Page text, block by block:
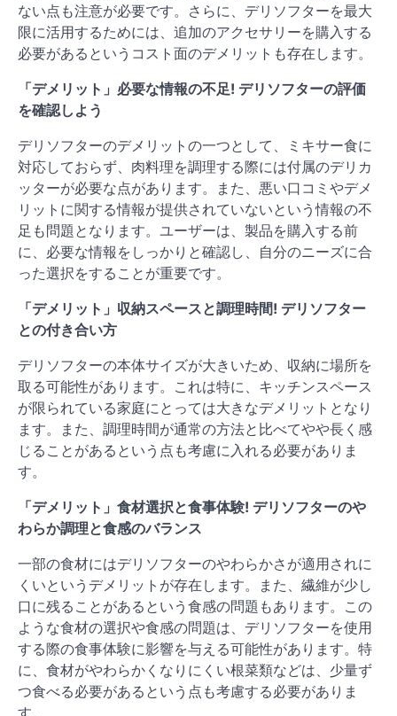
ない点も注意が必要です。さらに、デリソフターを最大
限に活用するためには、追加のアクセサリーを購入する
必要があるというコスト面のデメリットも存在します。
「デメリット」必要な情報の不足! デリソフターの評価
を確認しよう
デリソフターのデメリットの一つとして、ミキサー食に
対応しておらず、肉料理を調理する際には付属のデリカ
ッターが必要な点があります。また、悪い口コミやデメ
リットに関する情報が提供されていないという情報の不
足も問題となります。ユーザーは、製品を購入する前
に、必要な情報をしっかりと確認し、自分のニーズに合
った選択をすることが重要です。
「デメリット」収納スペースと調理時間! デリソフター
との付き合い方
デリソフターの本体サイズが大きいため、収納に場所を
取る可能性があります。これは特に、キッチンスペース
が限られている家庭にとっては大きなデメリットとなり
ます。また、調理時間が通常の方法と比べてやや長く感
じることがあるという点も考慮に入れる必要がありま
す。
「デメリット」食材選択と食事体験! デリソフターのや
わらか調理と食感のバランス
一部の食材にはデリソフターのやわらかさが適用されに
くいというデメリットが存在します。また、繊維が少し
口に残ることがあるという食感の問題もあります。この
ような食材の選択や食感の問題は、デリソフターを使用
する際の食事体験に影響を与える可能性があります。特
に、食材がやわらかくなりにくい根菜類などは、少量ず
つ食べる必要があるという点も考慮する必要がありま
す。